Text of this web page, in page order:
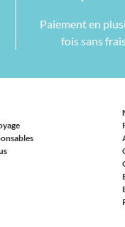
Paiement en
fois sans